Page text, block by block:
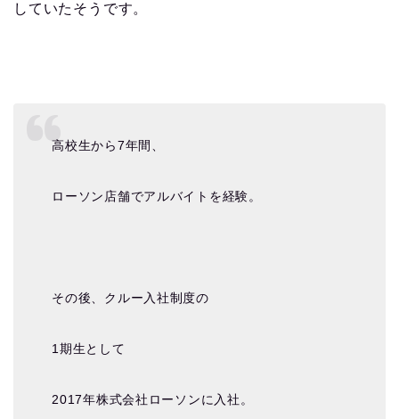
していたそうです。
高校生から7年間、
ローソン店舗でアルバイトを経験。
その後、クルー入社制度の
1期生として
2017年株式会社ローソンに入社。